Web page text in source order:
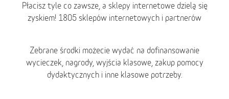
Płacisz tyle co zawsze, a sklepy internetowe dzielą się
zyskiem! 1805 sklepów internetowych i partnerów
Zebrane środki możecie wydać na dofinansowanie
wycieczek, nagrody, wyjścia klasowe, zakup pomocy
dydaktycznych i inne klasowe potrzeby.